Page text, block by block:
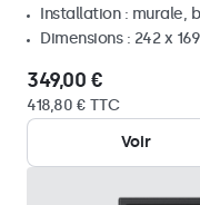
Installation : murale,
Dimensions : 242 x
349,00 €
418,80 € TTC
Voir